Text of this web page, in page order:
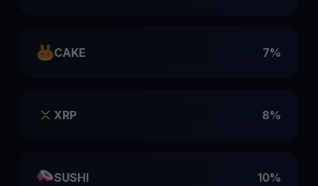
CAKE 7%
XRP 8%
SUSHI 10%